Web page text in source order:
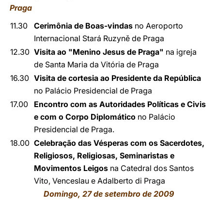
Praga
11.30
Cerimônia de Boas-vindas no Aeroporto
Internacional Stará Ruzyně de Praga
12.30 Visita ao "Menino Jesus de Praga" na igreja
de Santa Maria da Vitória de Praga
16.30 Visita de cortesia ao Presidente da República
no Palácio Presidencial de Praga
17.00
Encontro com as Autoridades Políticas e Civis
e com o Corpo Diplomático no Palácio
Presidencial de Praga.
18.00 Celebração das Vésperas com os Sacerdotes,
Religiosos, Religiosas, Seminaristas e
Movimentos Leigos na Catedral dos Santos
Vito, Venceslau e Adalberto di Praga
Domingo, 27 de setembro de 2009